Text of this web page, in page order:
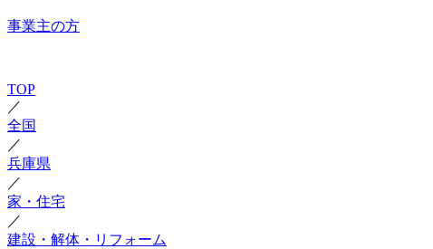
事業主の方
TOP
／
全国
／
兵庫県
／
家・住宅
／
建設・解体・リフォーム